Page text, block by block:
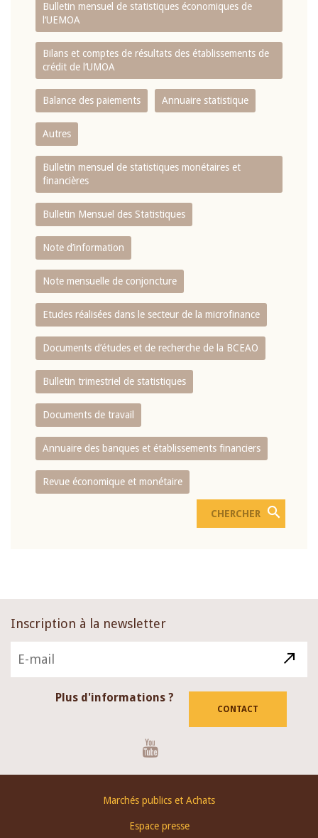
Bulletin mensuel de statistiques économiques de
l‘UEMOA
Bilans et comptes de résultats des établissements de
crédit de l‘UMOA
Balance des paiements Annuaire statistique
Autres
Bulletin mensuel de statistiques monétaires et
financières
Bulletin Mensuel des Statistiques
Note d’information
Note mensuelle de conjoncture
Etudes réalisées dans le secteur de la microfinance
Documents d’études et de recherche de la BCEAO
Bulletin trimestriel de statistiques
Documents de travail
Annuaire des banques et établissements financiers
Revue économique et monétaire
Inscription à la newsletter
Plus d'informations ?
CONTACT
Marchés publics et Achats
Espace presse